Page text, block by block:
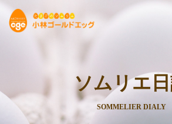
ソムリエ
SOMMELIER DIALY